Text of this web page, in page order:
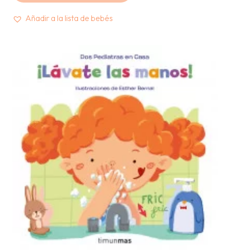
Añadir a la lista de bebés